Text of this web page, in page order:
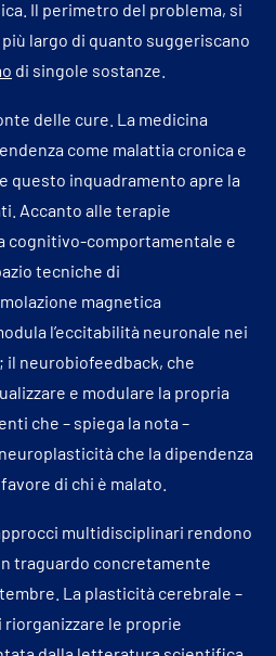
Il perimetro del problema, si
largo di quanto suggeriscano
di singole sostanze.
delle cure. La medicina
come malattia cronica e
questo inquadramento apre la
Accanto alle terapie
cognitivo-comportamentale e
tecniche di
magnetica
l’eccitabilità neuronale nei
neurobiofeedback, che
e modulare la propria
che – spiega la nota –
che la dipendenza
di chi è malato.
multidisciplinari rendono
traguardo concretamente
La plasticità cerebrale –
riorganizzare le proprie